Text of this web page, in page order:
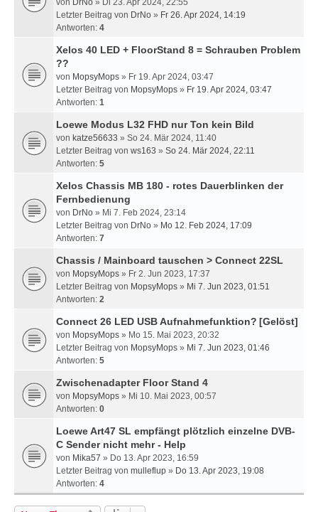
von DrNo » Di 23. Apr 2024, 22:55
Letzter Beitrag von DrNo » Fr 26. Apr 2024, 14:19
Antworten: 4
Xelos 40 LED + FloorStand 8 = Schrauben Problem
??
von MopsyMops » Fr 19. Apr 2024, 03:47
Letzter Beitrag von MopsyMops » Fr 19. Apr 2024, 03:47
Antworten: 1
Loewe Modus L32 FHD nur Ton kein Bild
von katze56633 » So 24. Mär 2024, 11:40
Letzter Beitrag von ws163 » So 24. Mär 2024, 22:11
Antworten: 5
Xelos Chassis MB 180 - rotes Dauerblinken der
Fernbedienung
von DrNo » Mi 7. Feb 2024, 23:14
Letzter Beitrag von DrNo » Mo 12. Feb 2024, 17:09
Antworten: 7
Chassis / Mainboard tauschen > Connect 22SL
von MopsyMops » Fr 2. Jun 2023, 17:37
Letzter Beitrag von MopsyMops » Mi 7. Jun 2023, 01:51
Antworten: 2
Connect 26 LED USB Aufnahmefunktion? [Gelöst]
von MopsyMops » Mo 15. Mai 2023, 20:32
Letzter Beitrag von MopsyMops » Mi 7. Jun 2023, 01:46
Antworten: 5
Zwischenadapter Floor Stand 4
von MopsyMops » Mi 10. Mai 2023, 00:57
Antworten: 0
Loewe Art47 SL empfängt plötzlich einzelne DVB-
C Sender nicht mehr - Help
von Mika57 » Do 13. Apr 2023, 16:59
Letzter Beitrag von mulleflup » Do 13. Apr 2023, 19:08
Antworten: 4